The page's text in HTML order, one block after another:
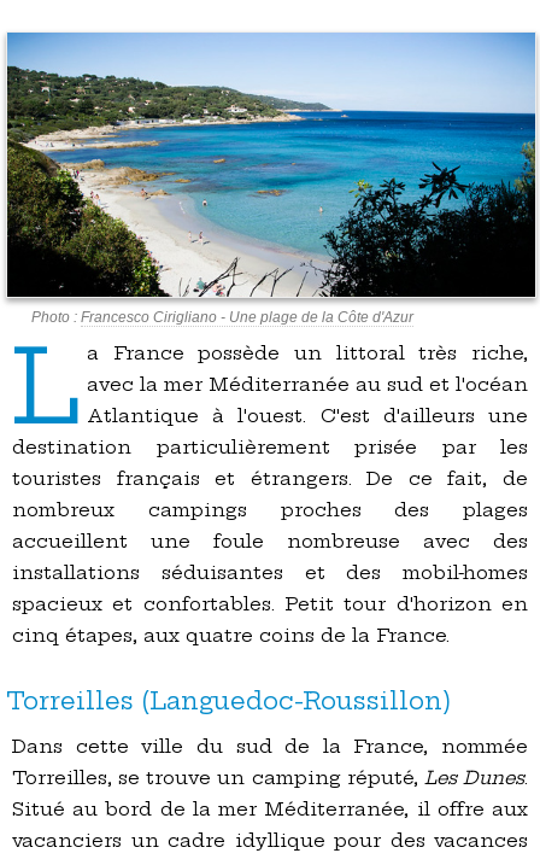
Photo : Francesco Cirigliano - Une plage de la Côte d'Azur
L a France possède un littoral très riche,
avec la mer Méditerranée au sud et l'océan
Atlantique à l'ouest. C'est d'ailleurs une
destination particulièrement prisée par les
touristes français et étrangers. De ce fait, de
nombreux campings proches des plages
accueillent une foule nombreuse avec des
installations séduisantes et des mobil-homes
spacieux et confortables. Petit tour d'horizon en
cinq étapes, aux quatre coins de la France.
Torreilles (Languedoc-Roussillon)
Dans cette ville du sud de la France, nommée
Torreilles, se trouve un camping réputé, Les Dunes.
Situé au bord de la mer Méditerranée, il offre aux
vacanciers un cadre idyllique pour des vacances